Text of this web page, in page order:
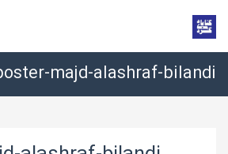
majd-alashraf-bilandi